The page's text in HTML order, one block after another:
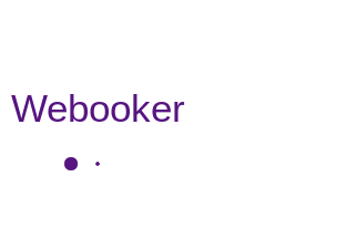
Webooker